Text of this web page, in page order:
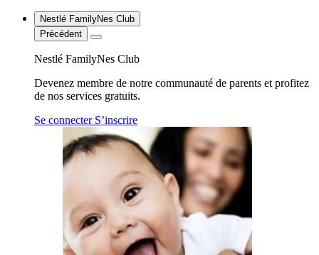
Nestlé FamilyNes Club
Précédent
Nestlé FamilyNes Club
Devenez membre de notre communauté de parents et profitez
de nos services gratuits.
Se connecter S’inscrire